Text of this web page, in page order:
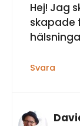
Hej! Jag
skapade
Svara